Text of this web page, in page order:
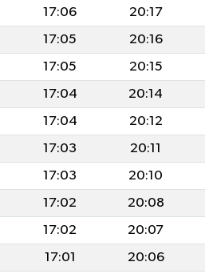
17:06 20:17
17:05 20:16
17:05 20:15
17:04 20:14
17:04 20:12
17:03 20:11
17:03 20:10
17:02 20:08
17:02 20:07
17:01 20:06